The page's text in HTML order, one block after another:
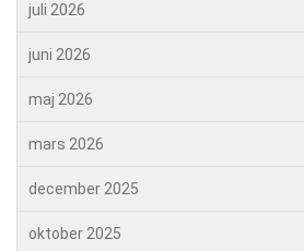
juli 2026
juni 2026
maj 2026
mars 2026
december 2025
oktober 2025